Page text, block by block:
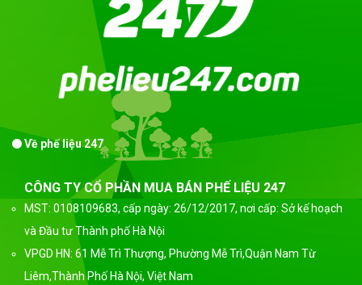
Về phế liệu 247
CÔNG TY CỔ PHẦN MUA BÁN PHẾ LIỆU 247
MST: 0108109683, cấp ngày: 26/12/2017, nơi cấp: Sở kế hoạch
và Đầu tư Thành phố Hà Nội
VPGD HN: 61 Mễ Trì Thượng, Phường Mễ Trì,Quận Nam Từ
Liêm,Thành Phố Hà Nội, Việt Nam